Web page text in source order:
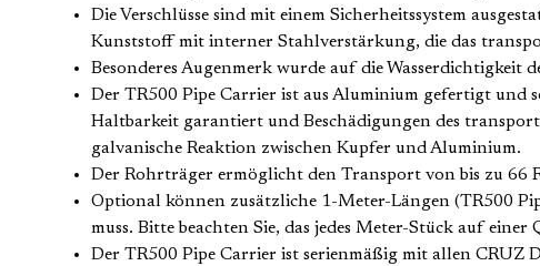
Die Verschlüsse sind mit einem Sicherheitssystem
Kunststoff mit interner Stahlverstärkung, die das
Besonderes Augenmerk wurde auf die
Der TR500 Pipe Carrier ist aus Aluminium gefertigt und
Haltbarkeit garantiert und Beschädigungen des
galvanische Reaktion zwischen Kupfer und Aluminium.
Der Rohrträger ermöglicht den Transport von bis zu 66
Optional können zusätzliche 1-Meter-Längen (TR500
muss. Bitte beachten Sie, das jedes Meter-Stück auf einer
Der TR500 Pipe Carrier ist serienmäßig mit allen